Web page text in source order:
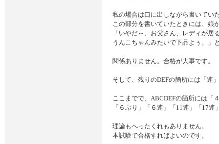
私の場合は口に出しながら書いてい
この部分を書いていたときには、娘
「いやだ～、お父さん、レディが
うんこちゃんみたいで下品よぅ。」
関係ありません。合格が大事です。
そして、残りのDEFの箇所には「連
ここまでで、ABCDEFの箇所には「
「６ぶり」「６連」「11連」「17
理論もへったくれもありません。
本試験で合格すればよいのです。